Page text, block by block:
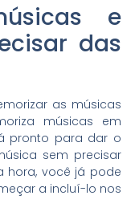
e
das
as músicas
músicas em
pronto para dar o
sem precisar
hora, você já pode
a incluí-lo nos